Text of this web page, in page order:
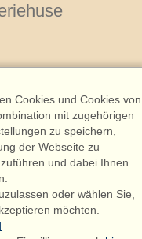
Lønne
Cookies und Cookies von
mit zugehörigen
zu speichern,
der Webseite zu
und dabei Ihnen
oder wählen Sie,
möchten.